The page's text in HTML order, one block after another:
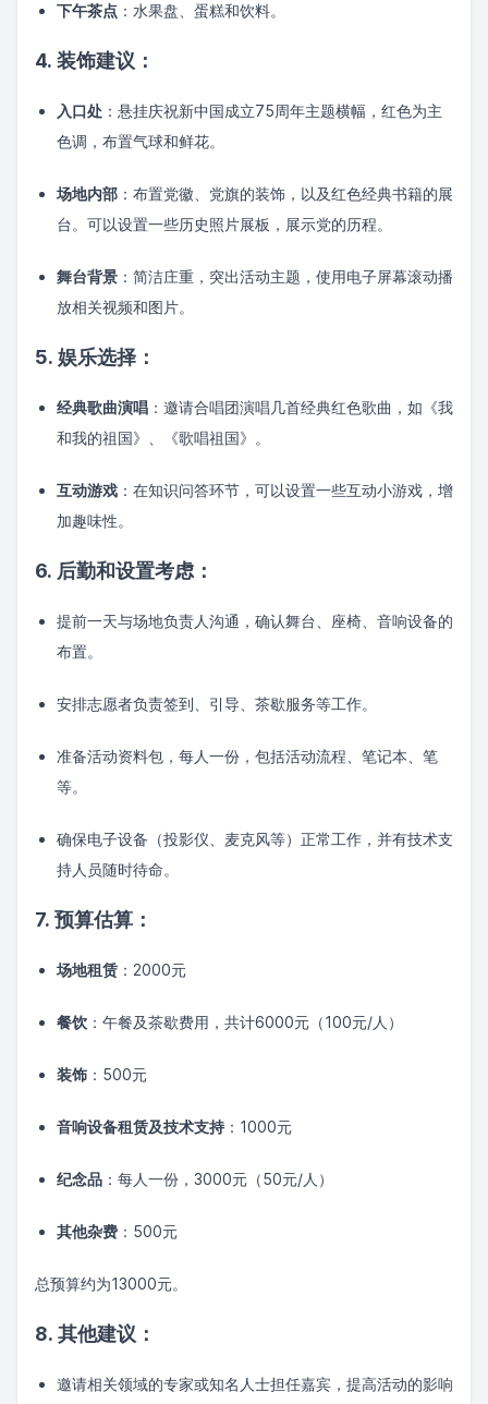
下午茶点 ：水果盘、蛋糕和饮料。
4. 装饰建议：
入口处 ：悬挂庆祝新中国成立75周年主题横幅，红色为主
色调，布置气球和鲜花。
场地内部 ：布置党徽、党旗的装饰，以及红色经典书籍的展
台。可以设置一些历史照片展板，展示党的历程。
舞台背景 ：简洁庄重，突出活动主题，使用电子屏幕滚动播
放相关视频和图片。
5. 娱乐选择：
经典歌曲演唱 ：邀请合唱团演唱几首经典红色歌曲，如《我
和我的祖国》、《歌唱祖国》。
互动游戏 ：在知识问答环节，可以设置一些互动小游戏，增
加趣味性。
6. 后勤和设置考虑：
提前一天与场地负责人沟通，确认舞台、座椅、音响设备的
布置。
安排志愿者负责签到、引导、茶歇服务等工作。
准备活动资料包，每人一份，包括活动流程、笔记本、笔
等。
确保电子设备（投影仪、麦克风等）正常工作，并有技术支
持人员随时待命。
7. 预算估算：
场地租赁 ：2000元
餐饮 ：午餐及茶歇费用，共计6000元（100元/人）
装饰 ：500元
音响设备租赁及技术支持 ：1000元
纪念品 ：每人一份，3000元（50元/人）
其他杂费 ：500元
总预算约为13000元。
8. 其他建议：
邀请相关领域的专家或知名人士担任嘉宾，提高活动的影响